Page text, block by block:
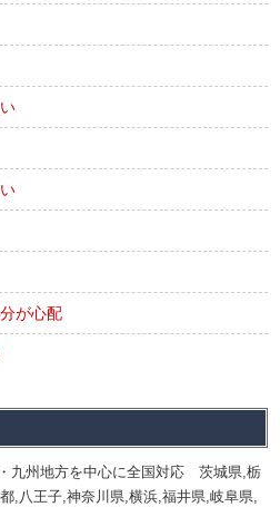
が心配
九州地方を中心に全国対応 茨城県,栃
,八王子,神奈川県,横浜,福井県,岐阜県,